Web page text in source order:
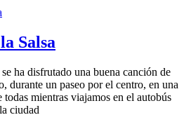
Salsa
ha disfrutado una buena canción de
durante un paseo por el centro, en una
mientras viajamos en el autobús
ciudad